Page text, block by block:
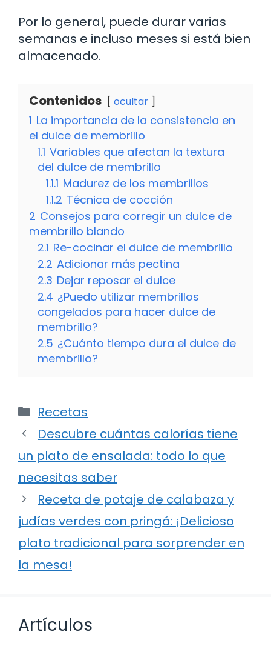
Por lo general, puede durar varias
semanas e incluso meses si está bien
almacenado.
Contenidos ocultar
1 La importancia de la consistencia en
el dulce de membrillo
1.1 Variables que afectan la textura
del dulce de membrillo
1.1.1 Madurez de los membrillos
1.1.2 Técnica de cocción
2 Consejos para corregir un dulce de
membrillo blando
2.1 Re-cocinar el dulce de membrillo
2.2 Adicionar más pectina
2.3 Dejar reposar el dulce
2.4 ¿Puedo utilizar membrillos
congelados para hacer dulce de
membrillo?
2.5 ¿Cuánto tiempo dura el dulce de
membrillo?
Categorías
Recetas
Descubre cuántas calorías tiene
un plato de ensalada: todo lo que
necesitas saber
Receta de potaje de calabaza y
judías verdes con pringá: ¡Delicioso
plato tradicional para sorprender en
la mesa!
Artículos